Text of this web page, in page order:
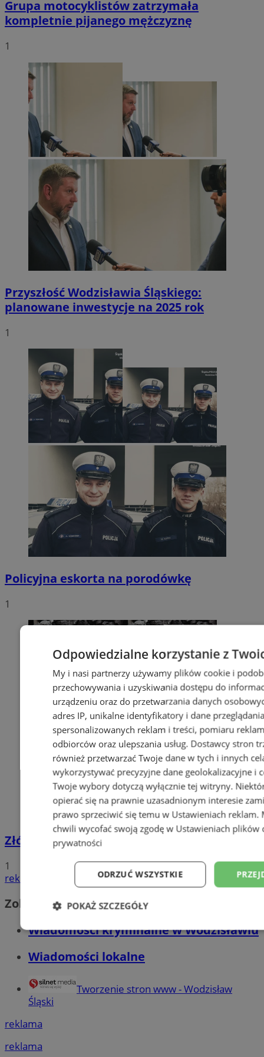
Grupa motocyklistów zatrzymała
kompletnie pijanego mężczyznę
1
Przyszłość Wodzisławia Śląskiego:
planowane inwestycje na 2025 rok
1
Policyjna eskorta na porodówkę
1
Złóż wniosek o dodatek węglowy
1
reklama
Zobacz również
Wiadomości kryminalne w Wodzisławiu
Wiadomości lokalne
Tworzenie stron www - Wodzisław
Śląski
reklama
reklama
Odpowiedzialne korzystanie z
My i nasi partnerzy używamy plików cookie i
przechowywania i uzyskiwania dostępu do
urządzeniu oraz do przetwarzania danych
adres IP, unikalne identyfikatory i dane
spersonalizowanych reklam i treści, pomiaru
odbiorców oraz ulepszania usług. Dostawcy stron
również przetwarzać Twoje dane w tych i innych
wykorzystywać precyzyjne dane geolokalizacyjne i
Twoje wybory dotyczą wyłącznie tej witryny.
opierać się na prawnie uzasadnionym interesie
prawo sprzeciwić się temu w Ustawieniach reklam.
chwili wycofać swoją zgodę w Ustawieniach plików
prywatności
ODRZUĆ WSZYSTKIE
POKAŻ SZCZEGÓŁY
Niezbędne Wydajność